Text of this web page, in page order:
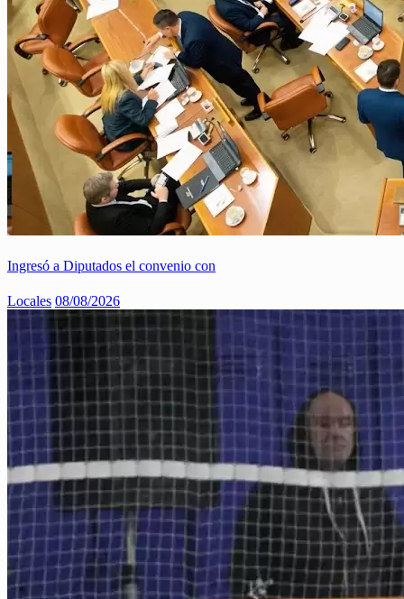
Ingresó a Diputados el convenio con
Locales 08/08/2026